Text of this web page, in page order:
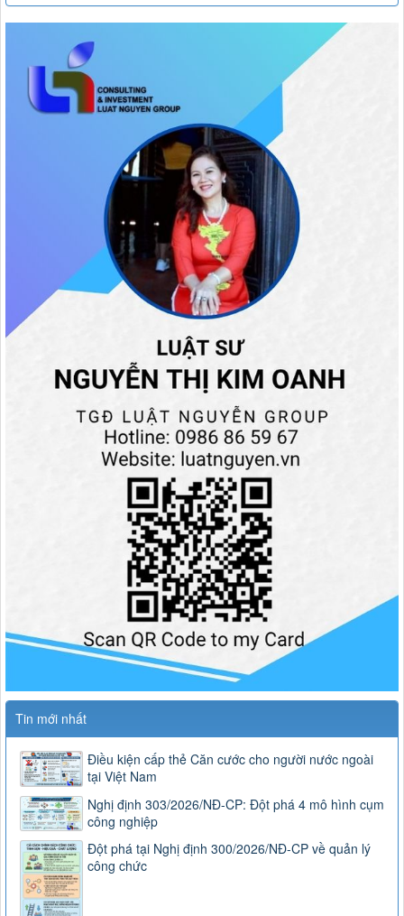
Tin mới nhất
Điều kiện cấp thẻ Căn cước cho người nước ngoài
tại Việt Nam
Nghị định 303/2026/NĐ-CP: Đột phá 4 mô hình cụm
công nghiệp
Đột phá tại Nghị định 300/2026/NĐ-CP về quản lý
công chức